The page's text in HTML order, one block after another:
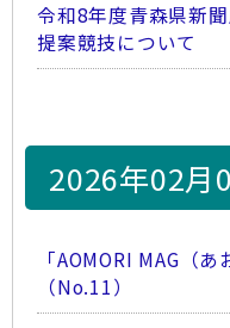
令和8年度青森県新
提案競技について
2026年02月
「AOMORI MAG（
（No.11）